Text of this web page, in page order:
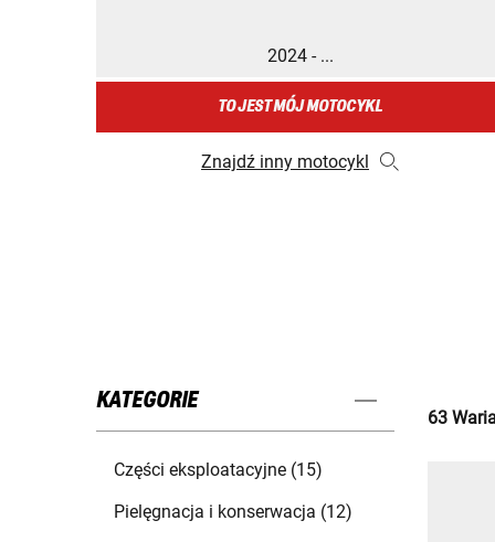
2024 - ...
TO JEST MÓJ MOTOCYKL
Znajdź inny motocykl
KATEGORIE
Części eksploatacyjne (15)
Pielęgnacja i konserwacja (12)
63